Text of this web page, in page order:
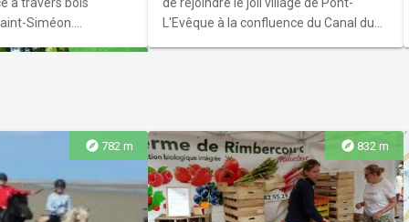
Siméon.
L'Evêque à la confluence du Canal du
sacrées
explore 782 m explore 832 m